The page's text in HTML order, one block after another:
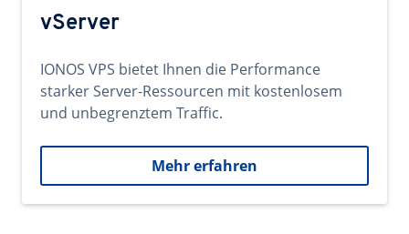
vServer
IONOS VPS bietet Ihnen die Performance
starker Server-Ressourcen mit kostenlosem
und unbegrenztem Traffic.
Mehr erfahren